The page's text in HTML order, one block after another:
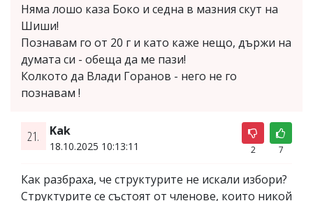
Няма лошо каза Боко и седна в мазния скут на
Шиши!
Познавам го от 20 г и като каже нещо, държи на
думата си - обеща да ме пази!
Колкото да Влади Горанов - него не го
познавам !
21. Kak
18.10.2025 10:13:11 2 7
Как разбраха, че структурите не искали избори?
Структурите се състоят от членове, които никой